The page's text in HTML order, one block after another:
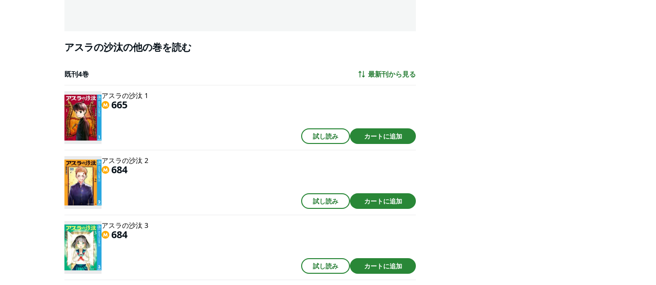
アスラの沙汰の他の巻を読む
既刊4巻 最新刊から見る
アスラの沙汰 1
665
試し読み カートに追加
アスラの沙汰 2
684
試し読み カートに追加
アスラの沙汰 3
684
試し読み カートに追加